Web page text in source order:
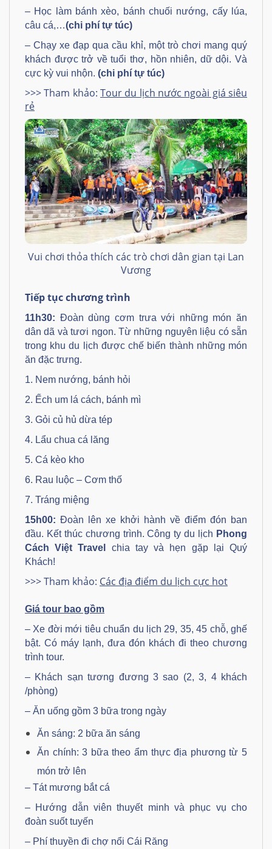
– Học làm bánh xèo, bánh chuối nướng, cấy lúa,
câu cá,…(chi phí tự túc)
– Chạy xe đạp qua cầu khỉ, một trò chơi mang quý
khách được trở về tuổi thơ, hồn nhiên, dữ dội. Và
cực kỳ vui nhộn. (chi phí tự túc)
>>> Tham khảo: Tour du lịch nước ngoài giá siêu
rẻ
Vui chơi thỏa thích các trò chơi dân gian tại Lan
Vương
Tiếp tục chương trình
11h30: Đoàn dùng cơm trưa với những món ăn
dân dã và tươi ngon. Từ những nguyên liệu có sẵn
trong khu du lịch được chế biến thành những món
ăn đặc trưng.
1. Nem nướng, bánh hỏi
2. Ếch um lá cách, bánh mì
3. Gỏi củ hủ dừa tép
4. Lẩu chua cá lăng
5. Cá kèo kho
6. Rau luộc – Cơm thố
7. Tráng miệng
15h00: Đoàn lên xe khởi hành về điểm đón ban
đầu. Kết thúc chương trình. Công ty du lịch Phong
Cách Việt Travel chia tay và hẹn gặp lại Quý
Khách!
>>> Tham khảo: Các địa điểm du lịch cực hot
Giá tour bao gồm
– Xe đời mới tiêu chuẩn du lịch 29, 35, 45 chỗ, ghế
bật. Có máy lạnh, đưa đón khách đi theo chương
trình tour.
– Khách sạn tương đương 3 sao (2, 3, 4 khách
/phòng)
– Ăn uống gồm 3 bữa trong ngày
Ăn sáng: 2 bữa ăn sáng
Ăn chính: 3 bữa theo ẩm thực địa phương từ 5
món trở lên
– Tát mương bắt cá
– Hướng dẫn viên thuyết minh và phục vụ cho
đoàn suốt tuyến
– Phí thuyền đi chợ nổi Cái Răng